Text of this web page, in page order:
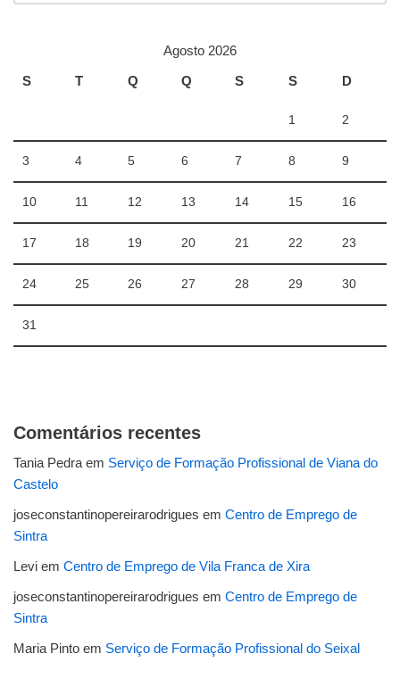
Agosto 2026
S
T Q Q S S D
1 2
3 4 5 6 7 8 9
10 11 12 13 14 15 16
17 18 19 20 21 22 23
24 25 26 27 28 29 30
31
Comentários recentes
Tania Pedra em Serviço de Formação Profissional de Viana do
Castelo
joseconstantinopereirarodrigues em Centro de Emprego de
Sintra
Levi em Centro de Emprego de Vila Franca de Xira
joseconstantinopereirarodrigues em Centro de Emprego de
Sintra
Maria Pinto em Serviço de Formação Profissional do Seixal